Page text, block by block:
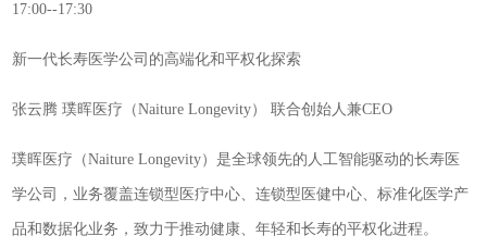
17:00--17:30
新一代长寿医学公司的高端化和平权化探索
张云腾 璞晖医疗（Naiture Longevity） 联合创始人兼CEO
璞晖医疗（Naiture Longevity）是全球领先的人工智能驱动的长寿医
学公司，业务覆盖连锁型医疗中心、连锁型医健中心、标准化医学产
品和数据化业务，致力于推动健康、年轻和长寿的平权化进程。